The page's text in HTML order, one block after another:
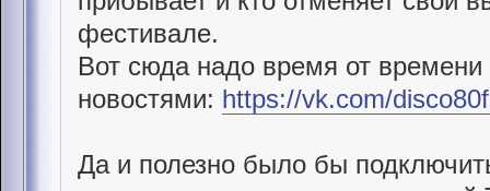
фестивале.
Вот сюда надо время от времени
новостями: https://vk.com/
Да и полезно было бы